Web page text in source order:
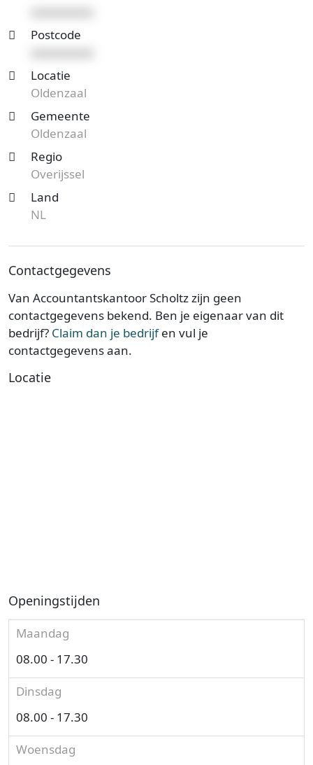
Postcode
Locatie
Oldenzaal
Gemeente
Oldenzaal
Regio
Overijssel
Land
NL
Contactgegevens
Van Accountantskantoor Scholtz zijn geen
contactgegevens bekend. Ben je eigenaar van dit
bedrijf? Claim dan je bedrijfen vul je
contactgegevens aan.
Locatie
Openingstijden
Maandag
08.00 - 17.30
Dinsdag
08.00 - 17.30
Woensdag